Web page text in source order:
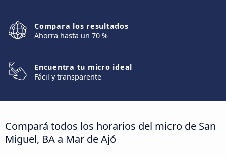
Compara los resultados
Ahorra hasta un 70 %
Encuentra tu micro ideal
Fácil y transparente
Compará todos los horarios del micro de San
Miguel, BA a Mar de Ajó